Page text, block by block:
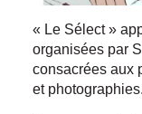
« Le Sélect »
organisées par
consacrées aux
et photographies.